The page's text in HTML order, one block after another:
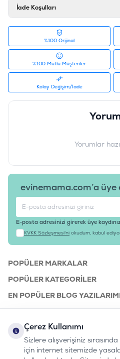
Barkod
Tedarikçi Ürün Kodu
: RFT-
İade Koşulları
%100 Orijinal
%100 Mutlu Müşteriler
Kolay Değişim/İade
Yorumlar
evinemama.com’a üye
E-posta adresinizi girerek üye
KVKK Sözleşmesi'ni okudum, kabul
POPÜLER MARKALAR
POPÜLER KATEGORILER
EN POPÜLER BLOG
KURUMSAL
Çerez Kullanımı
Sizlere alışverişiniz
için internet sitemizde